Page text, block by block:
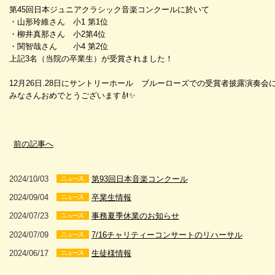
第45回日本ジュニアクラシック音楽コンクールに於いて
・山形玲維さん 小1 第1位
・柳井真那さん 小2第4位
・関智哉さん 小4 第2位
上記3名（当院の卒業生）が受賞されました！
12月26日.28日にサントリーホール ブルーローズでの受賞者披露演奏会
みなさんおめでとうございます🎻✨
前の記事へ
2024/10/03 第93回日本音楽コンクール
2024/09/04 卒業生情報
2024/07/23 事務夏季休業のお知らせ
2024/07/09 7/16チャリティーコンサートのリハーサル
2024/06/17 生徒様情報